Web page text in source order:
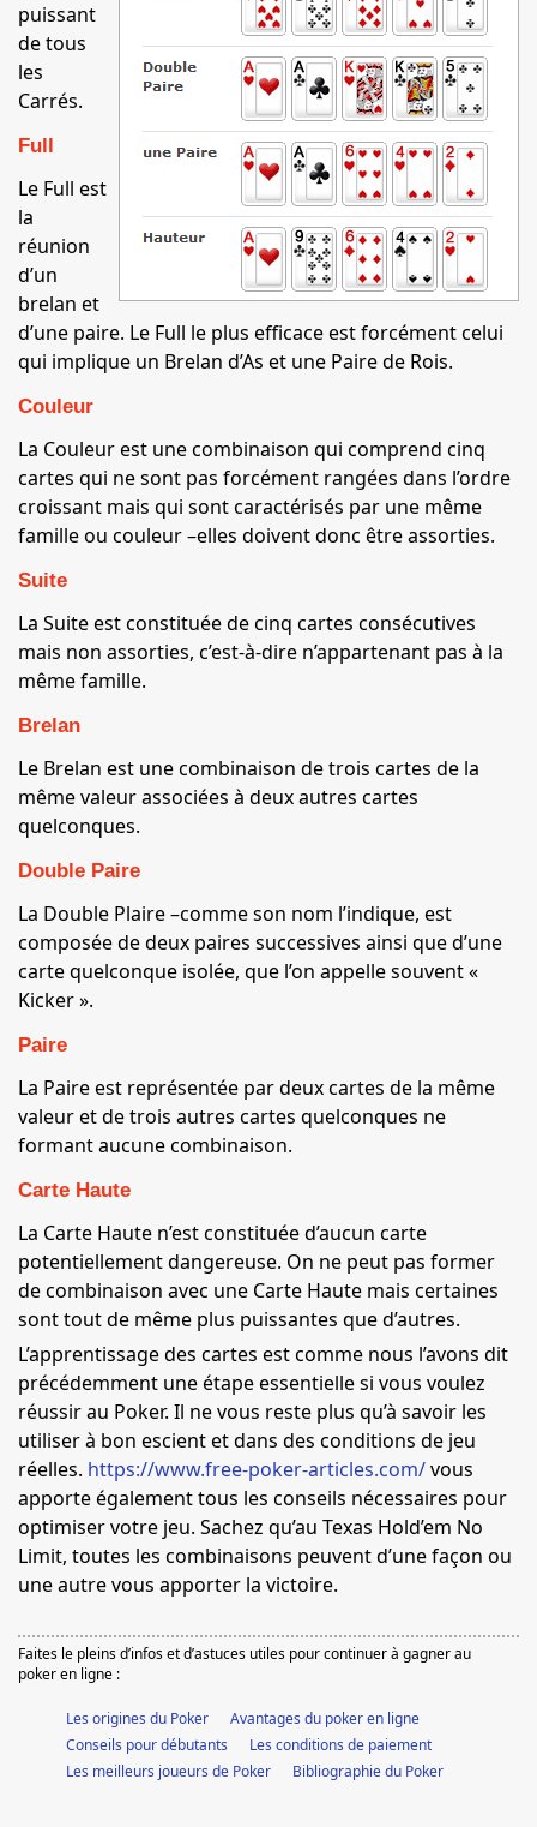
puissant
de tous
les
Carrés.
Full
Le Full est
la
réunion
d’un
brelan et
d’une paire. Le Full le plus efficace est forcément celui
qui implique un Brelan d’As et une Paire de Rois.
Couleur
La Couleur est une combinaison qui comprend cinq
cartes qui ne sont pas forcément rangées dans l’ordre
croissant mais qui sont caractérisés par une même
famille ou couleur –elles doivent donc être assorties.
Suite
La Suite est constituée de cinq cartes consécutives
mais non assorties, c’est-à-dire n’appartenant pas à la
même famille.
Brelan
Le Brelan est une combinaison de trois cartes de la
même valeur associées à deux autres cartes
quelconques.
Double Paire
La Double Plaire –comme son nom l’indique, est
composée de deux paires successives ainsi que d’une
carte quelconque isolée, que l’on appelle souvent «
Kicker ».
Paire
La Paire est représentée par deux cartes de la même
valeur et de trois autres cartes quelconques ne
formant aucune combinaison.
Carte Haute
La Carte Haute n’est constituée d’aucun carte
potentiellement dangereuse. On ne peut pas former
de combinaison avec une Carte Haute mais certaines
sont tout de même plus puissantes que d’autres.
L’apprentissage des cartes est comme nous l’avons dit
précédemment une étape essentielle si vous voulez
réussir au Poker. Il ne vous reste plus qu’à savoir les
utiliser à bon escient et dans des conditions de jeu
réelles. https://www.free-poker-articles.com/vous
apporte également tous les conseils nécessaires pour
optimiser votre jeu. Sachez qu’au Texas Hold’em No
Limit, toutes les combinaisons peuvent d’une façon ou
une autre vous apporter la victoire.
Faites le pleins d’infos et d’astuces utiles pour continuer à gagner au
poker en ligne :
Les origines du Poker
Avantages du poker en ligne
Conseils pour débutants
Les conditions de paiement
Les meilleurs joueurs de Poker
Bibliographie du Poker